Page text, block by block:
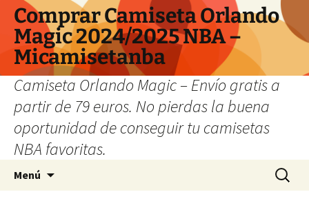
Comprar Camiseta Orlando
Magic 2024/2025 NBA –
Micamisetanba
Camiseta Orlando Magic – Envío gratis a
partir de 79 euros. No pierdas la buena
oportunidad de conseguir tu camisetas
NBA favoritas.
Menú Buscar: